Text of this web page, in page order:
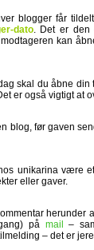
blogger får
dato. Det er den
kan
skal du åbne
er også vigtigt at
blog, før gaven
unikarina være
eller gaver.
herunder
på mail
–
– det er